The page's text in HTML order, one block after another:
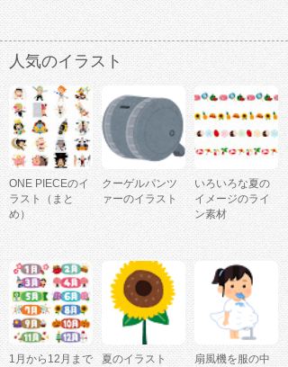
人気のイラスト
ONE PIECEのイ
ラスト（まと
め）
クーゲルパンツ
ァーのイラスト
いろいろな夏の
イメージのライ
ン素材
1月から12月まで
夏のイラスト
扇風機を服の中